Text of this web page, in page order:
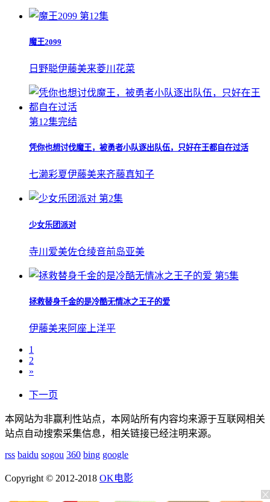
第12集
魔王2099
日野聪伊藤美来菱川花菜
第12集完结
凭你也想讨伐魔王，被勇者小队逐出队伍，只好在王都自在过活
七濑彩夏伊藤美来齐藤真知子
第2集
少女乐团派对
寺川爱美佐仓绫音前岛亚美
第5集
拯救替身千金的是冷酷无情冰之王子的爱
伊藤美来阿座上洋平
1
2
»
下一页
本网站为非赢利性站点，本网站所有内容均来源于互联网相关
站点自动搜索采集信息，相关链接已经注明来源。
rss baidu sogou 360 bing google
Copyright © 2012-2018 OK电影